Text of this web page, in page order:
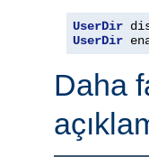
UserDir
UserDir
Daha